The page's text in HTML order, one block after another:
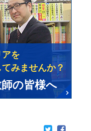
を
みませんか？
の皆様へ